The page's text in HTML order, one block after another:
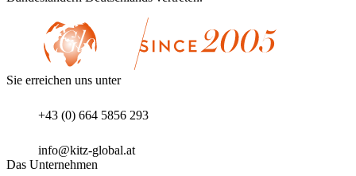
Sie erreichen uns unter
+43 (0) 664 5856 293
info@kitz-global.at
Das Unternehmen